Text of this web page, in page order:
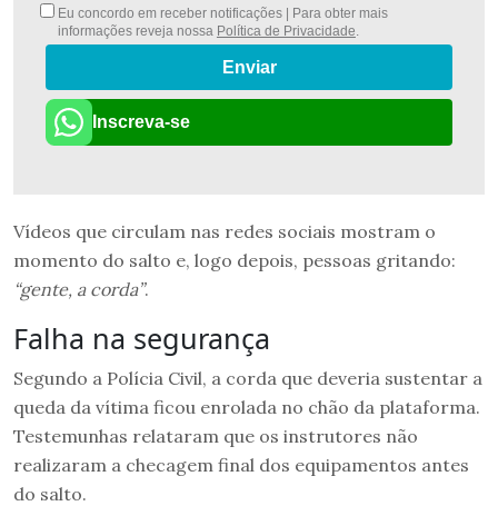
Eu concordo em receber notificações | Para obter mais
informações reveja nossa Política de Privacidade.
Enviar
Inscreva-se
Vídeos que circulam nas redes sociais mostram o
momento do salto e, logo depois, pessoas gritando:
“gente, a corda”.
Falha na segurança
Segundo a Polícia Civil, a corda que deveria sustentar a
queda da vítima ficou enrolada no chão da plataforma.
Testemunhas relataram que os instrutores não
realizaram a checagem final dos equipamentos antes
do salto.